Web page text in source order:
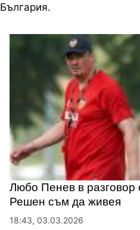
България.
Любо Пенев в разговор
Решен съм да живея
18:43, 03.03.2026